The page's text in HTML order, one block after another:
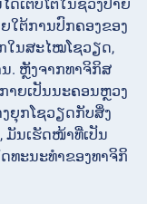
ເຕີບໂຕໃນຊ່ວງປາຍ
ໃຕ້ການປົກຄອງຂອງ
ໃນສະໄໝໂຊວຽດ,
. ຫຼັງຈາກທາຈິກິສ
າຍເປັນນະຄອນຫຼວງ
ຍຸກໂຊວຽດກັບສິ່ງ
ມັນເຮັດໜ້າທີ່ເປັນ
ທະນະທຳຂອງທາຈິກິ